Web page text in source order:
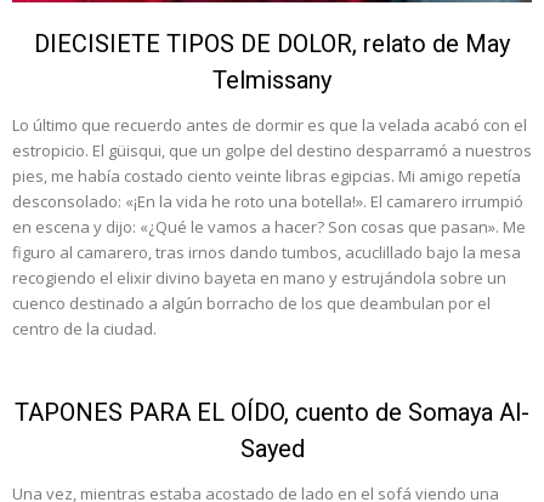
DIECISIETE TIPOS DE DOLOR, relato de May
Telmissany
Lo último que recuerdo antes de dormir es que la velada acabó con el
estropicio. El güisqui, que un golpe del destino desparramó a nuestros
pies, me había costado ciento veinte libras egipcias. Mi amigo repetía
desconsolado: «¡En la vida he roto una botella!». El camarero irrumpió
en escena y dijo: «¿Qué le vamos a hacer? Son cosas que pasan». Me
figuro al camarero, tras irnos dando tumbos, acuclillado bajo la mesa
recogiendo el elixir divino bayeta en mano y estrujándola sobre un
cuenco destinado a algún borracho de los que deambulan por el
centro de la ciudad.
TAPONES PARA EL OÍDO, cuento de Somaya Al-
Sayed
Una vez, mientras estaba acostado de lado en el sofá viendo una